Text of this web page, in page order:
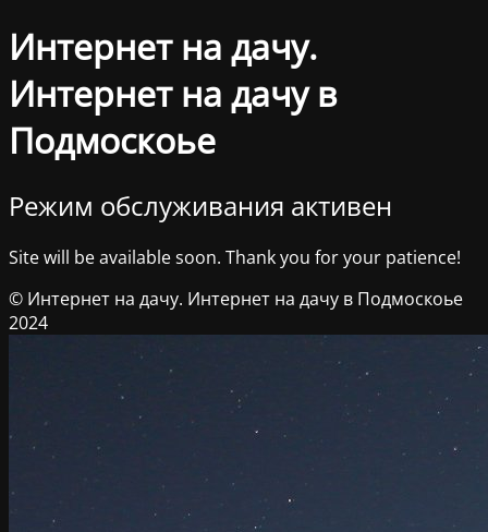
Интернет на дачу.
Интернет на дачу в
Подмоскоье
Режим обслуживания активен
Site will be available soon. Thank you for your patience!
© Интернет на дачу. Интернет на дачу в Подмоскоье
2024